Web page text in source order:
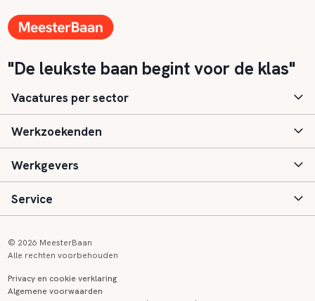
"De leukste baan begint voor de klas"
Vacatures per sector
Basisonderwijs
Speciaal (basis) onderwijs
Voortgezet onderwijs
Werkzoekenden
Aanmelden
Vacatures
Werkgevers
Inloggen
Service
© 2026 MeesterBaan
Alle rechten voorbehouden
Privacy en cookie verklaring
Algemene voorwaarden